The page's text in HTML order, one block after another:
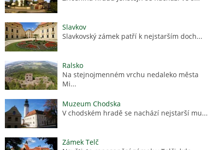
Slavkov
Slavkovský zámek patří k nejstarším doch...
Ralsko
Na stejnojmenném vrchu nedaleko města
Mi...
Muzeum Chodska
V chodském hradě se nachází nejstarší mu...
Zámek Telč